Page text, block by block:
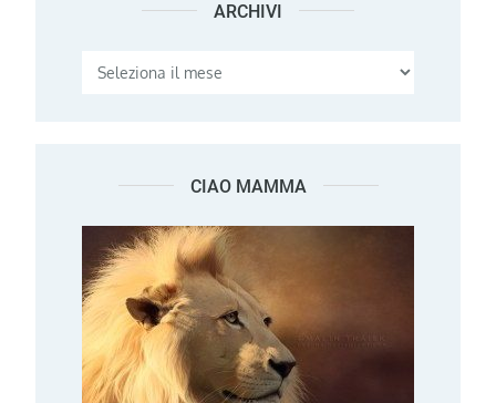
ARCHIVI Archivi
CIAO MAMMA